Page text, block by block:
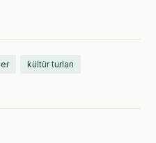
kültür turları